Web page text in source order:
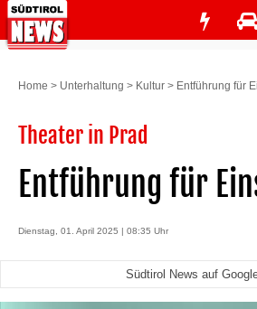
Home > Unterhaltung > Kultur > Entführung für
Theater in Prad
Entführung für
Dienstag, 01. April 2025 | 08:35 Uhr
Südtirol News auf